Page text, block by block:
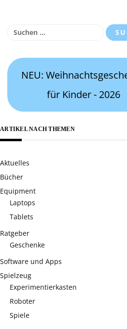
Suchen
NEU:
für Kinder - 2026
ARTIKEL NACH THEMEN
Aktuelles
Bücher
Equipment
Laptops
Tablets
Ratgeber
Geschenke
Software und Apps
Spielzeug
Experimentierkasten
Roboter
Spiele